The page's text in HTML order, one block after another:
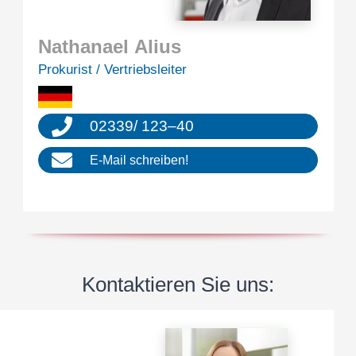
Natha­nael Alius
Proku­rist / Vertriebsleiter
02339/ 123–40
E‑Mail schrei­ben!
Kontak­tie­ren Sie uns: